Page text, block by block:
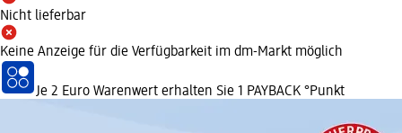
Nicht lieferbar
Keine Anzeige für die Verfügbarkeit im dm-Markt möglich
Je 2 Euro Warenwert erhalten Sie 1 PAYBACK °Punkt